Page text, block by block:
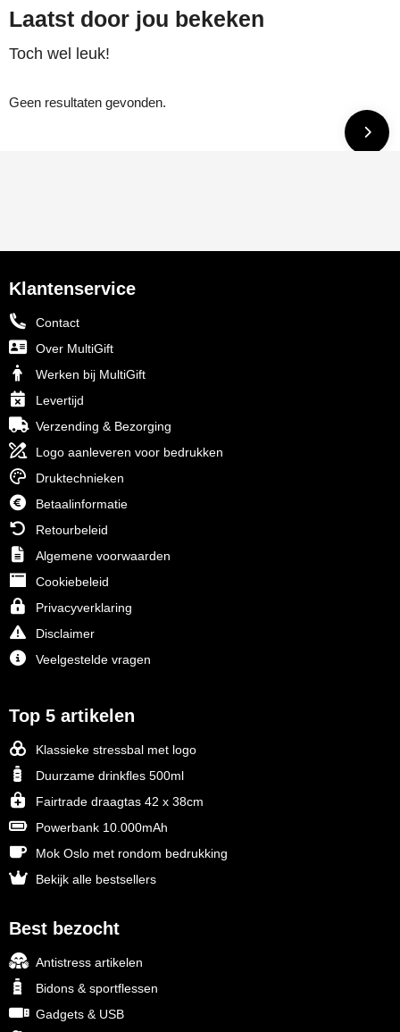
Laatst door jou bekeken
Toch wel leuk!
Geen resultaten gevonden.
Klantenservice
Contact
Over MultiGift
Werken bij MultiGift
Levertijd
Verzending & Bezorging
Logo aanleveren voor bedrukken
Druktechnieken
Betaalinformatie
Retourbeleid
Algemene voorwaarden
Cookiebeleid
Privacyverklaring
Disclaimer
Veelgestelde vragen
Top 5 artikelen
Klassieke stressbal met logo
Duurzame drinkfles 500ml
Fairtrade draagtas 42 x 38cm
Powerbank 10.000mAh
Mok Oslo met rondom bedrukking
Bekijk alle bestsellers
Best bezocht
Antistress artikelen
Bidons & sportflessen
Gadgets & USB